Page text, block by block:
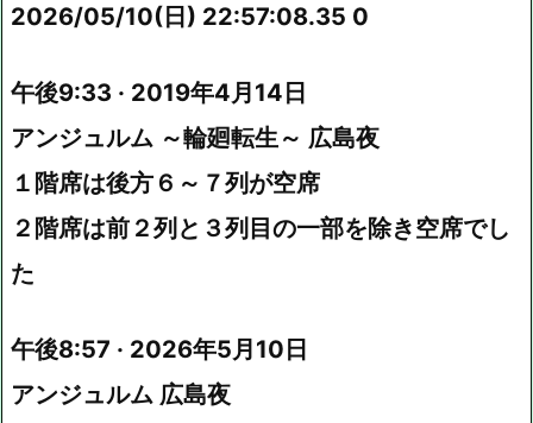
2026/05/10(日) 22:57:08.35 0
午後9:33 · 2019年4月14日
アンジュルム ～輪廻転生～ 広島夜
１階席は後方６～７列が空席
２階席は前２列と３列目の一部を除き空席でし
た
午後8:57 · 2026年5月10日
アンジュルム 広島夜